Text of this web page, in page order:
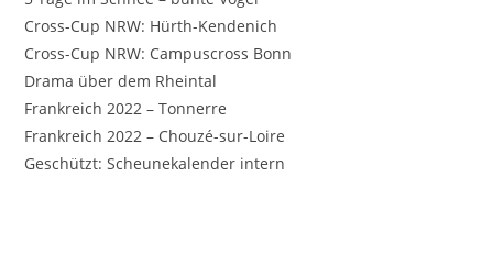
Cross-Cup NRW: Hürth-Kendenich
Cross-Cup NRW: Campuscross Bonn
Drama über dem Rheintal
Frankreich 2022 – Tonnerre
Frankreich 2022 – Chouzé-sur-Loire
Geschützt: Scheunekalender intern